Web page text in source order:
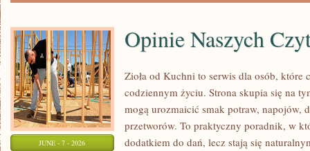
JUNE - 7 - 2026
Opinie Naszych
Zioła od Kuchni to serwis dla osób, które
codziennym życiu. Strona skupia się na
mogą urozmaicić smak potraw, napojów,
przetworów. To praktyczny poradnik, w
dodatkiem do dań, lecz stają się